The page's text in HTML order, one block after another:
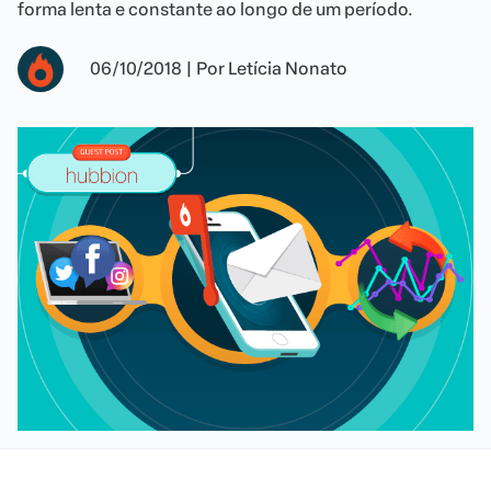
forma lenta e constante ao longo de um período.
06/10/2018 | Por Letícia Nonato